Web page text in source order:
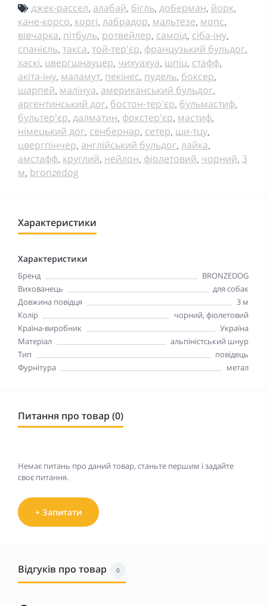
джек-рассел алабай бігль доберман йорк
кане-корсо коргі лабрадор мальтезе мопс
вівчарка пітбуль ротвейлер самоїд сіба-іну
спанієль такса той-тер'єр французький бульдог
хаскі цвергшнауцер чихуахуа шпіц стафф
акіта-іну маламут пекінес пудель боксер
шарпей малінуа американський бульдог
аргентинський дог бостон-тер'єр бульмастиф
бультер'єр далматин фокстер'єр мастиф
німецький дог сенбернар сетер ши-тцу
цвергпінчер англійський бульдог лайка
амстафф круглий нейлон фіолетовий чорний 3
м bronzedog
Характеристики
Характеристики
Бренд
BRONZEDOG
Вихованець
для собак
Довжина повідця
3 м
Колір
чорний, фіолетовий
Країна-виробник
Україна
Матеріал
альпіністський шнур
Тип
повідець
Фурнітура
метал
Питання про товар (0)
Немає питань про даний товар, станьте першим і задайте
своє питання.
+ Запитати
Відгуків про товар 0